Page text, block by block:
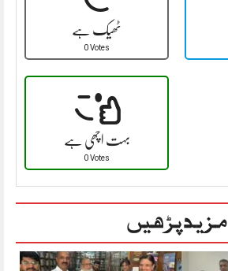
ٹھیک ہے
0 Votes
بہت اچھی ہے
0 Votes
مزید پڑھیں